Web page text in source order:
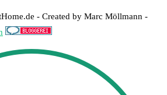
- Created by Marc Möllmann -